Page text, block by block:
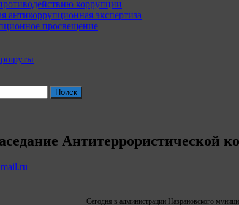
коррупции
антикоррупционная экспертиза
просвещение
Антитеррористической
Сегодня в администрации Назрановского